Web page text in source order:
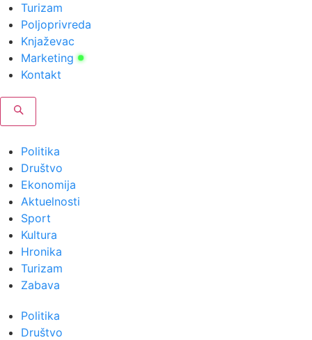
Turizam
Poljoprivreda
Knjaževac
Marketing
Kontakt
Politika
Društvo
Ekonomija
Aktuelnosti
Sport
Kultura
Hronika
Turizam
Zabava
Politika
Društvo